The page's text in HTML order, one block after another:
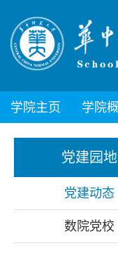
学院主页 学院
党建园地
党建动态
数院党校